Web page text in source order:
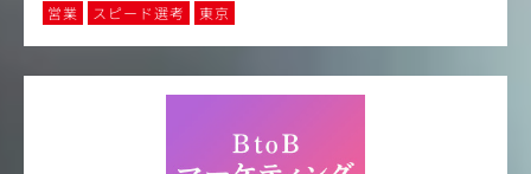
営業 スピード選考 東京